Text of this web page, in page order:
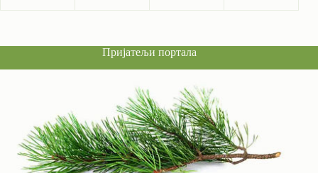
Пријатељи портала